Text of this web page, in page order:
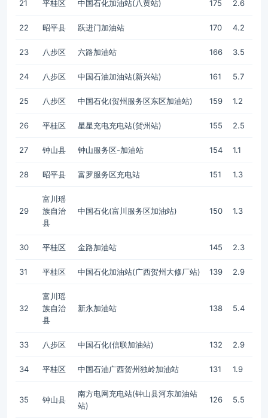
21 平桂区 中国石化加油站(八黄站) 175 2.6
22 昭平县 跃进门加油站 170 4.2
23 八步区 六路加油站 166 3.5
24 八步区 中国石油加油站(新兴站) 161 5.7
25 八步区 中国石化(贺州服务区东区加油站) 159 1.2
26 平桂区 星星充电充电站(贺州站) 155 2.5
27 钟山县 钟山服务区-加油站 154 1.1
28 昭平县 富罗服务区充电站 151 1.3
29
富川瑶
族自治
县
中国石化(富川服务区加油站) 150 1.3
30 平桂区 金路加油站 145 2.3
31 平桂区 中国石化加油站(广西贺州大修厂站) 139 2.9
32
富川瑶
族自治
县
新永加油站 138 5.4
33 八步区 中国石化(信联加油站) 132 2.9
34 平桂区 中国石油广西贺州独岭加油站 131 1.9
35 钟山县
南方电网充电站(钟山县河东加油站
站)
126 5.5